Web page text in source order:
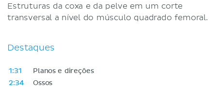
Estruturas da coxa e da pelve em um corte
transversal a nível do músculo quadrado femoral.
Destaques
1:31
Planos e direções
2:34
Ossos